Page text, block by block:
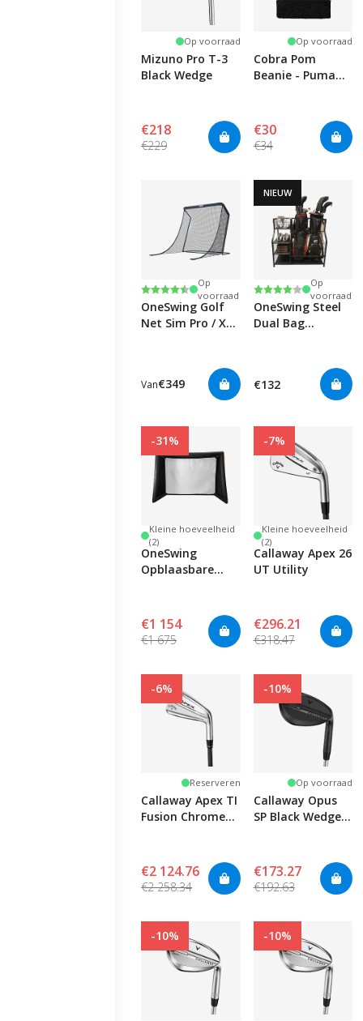
Op voorraad
Mizuno Pro T-3
Black Wedge
€218
€229
Op voorraad
Cobra Pom
Beanie - Puma
€30
€34
Beoordeling:
4.5 uit 5 sterren
Op
voorraad
OneSwing Golf
Net Sim Pro / XL
Van€349
NIEUW
Beoordeling:
4.0 uit 5 sterren
Op
voorraad
OneSwing Steel
Dual Bag
€132
-31%
Kleine hoeveelheid
(2)
OneSwing
Opblaasbare
€1 154
€1 675
-7%
Kleine hoeveelheid
(2)
Callaway Apex 26
UT Utility
€296.21
€318.47
-6%
Reserveren
Callaway Apex TI
Fusion Chrome
€2 124.76
€2 258.34
-10%
Op voorraad
Callaway Opus
SP Black Wedge -
€173.27
€192.63
-10% -10%